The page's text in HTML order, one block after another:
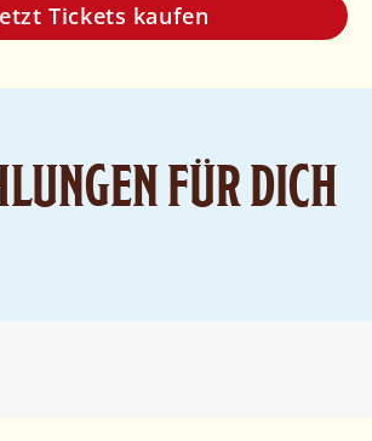
Tickets kaufen
FÜR DICH